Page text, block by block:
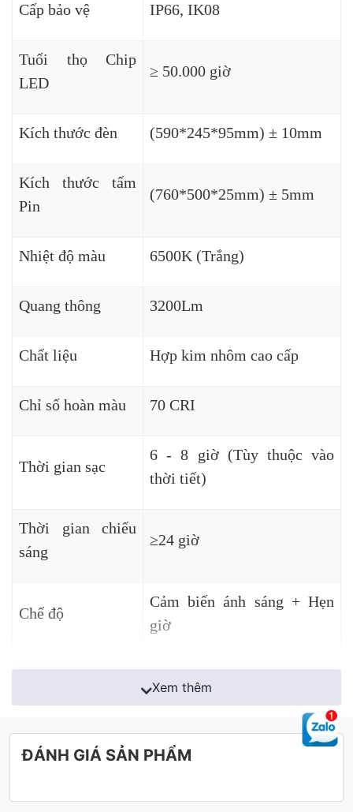
Cấp bảo vệ IP66, IK08
Tuổi thọ Chip
LED
≥ 50.000 giờ
Kích thước đèn (590*245*95mm) ± 10mm
Kích thước tấm
Pin
(760*500*25mm) ± 5mm
Nhiệt độ màu 6500K (Trắng)
Quang thông 3200Lm
Chất liệu Hợp kim nhôm cao cấp
Chỉ số hoàn màu 70 CRI
Thời gian sạc
6 - 8 giờ (Tùy thuộc vào
thời tiết)
Thời gian chiếu
sáng
≥24 giờ
Chế độ
Cảm biến ánh sáng + Hẹn
giờ
Xem thêm
ĐÁNH GIÁ SẢN PHẨM